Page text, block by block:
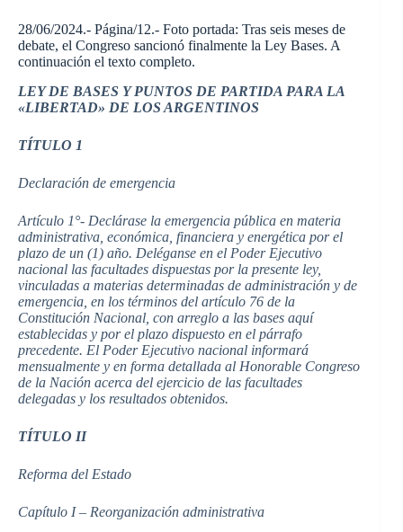
28/06/2024.- Página/12.- Foto portada: Tras seis meses de
debate, el Congreso sancionó finalmente la Ley Bases. A
continuación el texto completo.
LEY DE BASES Y PUNTOS DE PARTIDA PARA LA
«LIBERTAD» DE LOS ARGENTINOS
TÍTULO 1
Declaración de emergencia
Artículo 1°- Declárase la emergencia pública en materia
administrativa, económica, financiera y energética por el
plazo de un (1) año. Deléganse en el Poder Ejecutivo
nacional las facultades dispuestas por la presente ley,
vinculadas a materias determinadas de administración y de
emergencia, en los términos del artículo 76 de la
Constitución Nacional, con arreglo a las bases aquí
establecidas y por el plazo dispuesto en el párrafo
precedente. El Poder Ejecutivo nacional informará
mensualmente y en forma detallada al Honorable Congreso
de la Nación acerca del ejercicio de las facultades
delegadas y los resultados obtenidos.
TÍTULO II
Reforma del Estado
Capítulo I – Reorganización administrativa